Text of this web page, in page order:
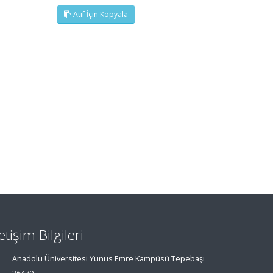
Atıf İçin Kopyala
Bilgileri
Anadolu Üniversitesi Yunus Emre Kampüsü Tepebaşı